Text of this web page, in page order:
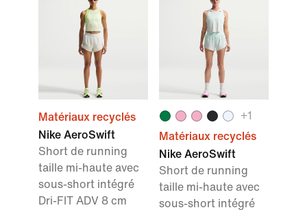
Matériaux recyclés
Nike AeroSwift
Short de running
taille mi-haute avec
sous-short intégré
Dri-FIT ADV 8 cm
+1
Matériaux recyclés
Nike AeroSwift
Short de running
taille mi-haute avec
sous-short intégré